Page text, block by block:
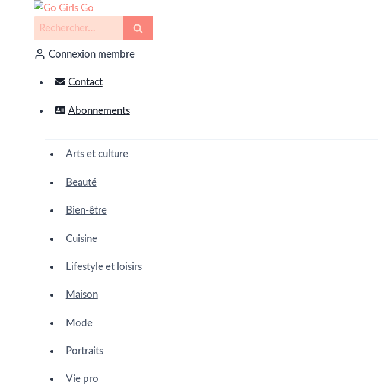
Connexion membre
Contact
Abonnements
Arts et culture
Beauté
Bien-être
Cuisine
Lifestyle et loisirs
Maison
Mode
Portraits
Vie pro